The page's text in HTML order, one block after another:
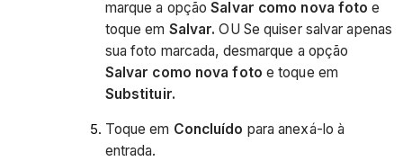
marque a opçãoSalvar como nova foto e
toque em Salvar. OU Se quiser salvar apenas
sua foto marcada, desmarque a opção
Salvar como nova foto e toque em
Substituir.
Toque em Concluído para anexá-lo à
entrada.